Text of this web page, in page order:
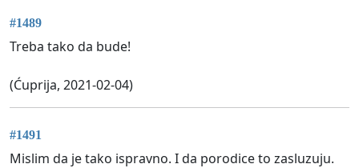
#1489
Treba tako da bude!
(Ćuprija, 2021-02-04)
#1491
Mislim da je tako ispravno. I da porodice to zasluzuju.